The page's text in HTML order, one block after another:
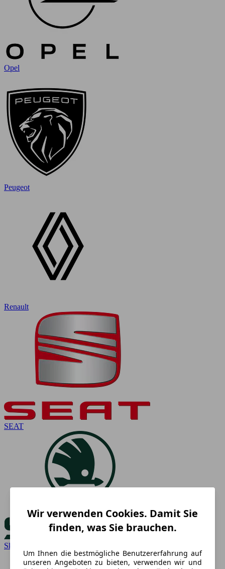
Opel
Peugeot
Renault
SEAT
Skoda
Wir verwenden Cookies. Damit Sie
finden, was Sie brauchen.
Um Ihnen die bestmögliche Benutzererfahrung auf
unseren Angeboten zu bieten, verwenden wir und